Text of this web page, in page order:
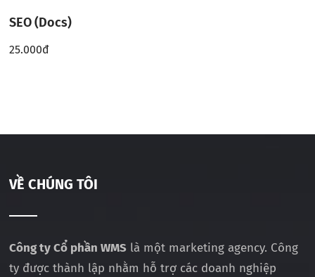
SEO (Docs)
25.000đ
VỀ CHÚNG TÔI
Công ty Cổ phần WMS là một marketing agency. Công
ty được thành lập nhằm hỗ trợ các doanh nghiệp